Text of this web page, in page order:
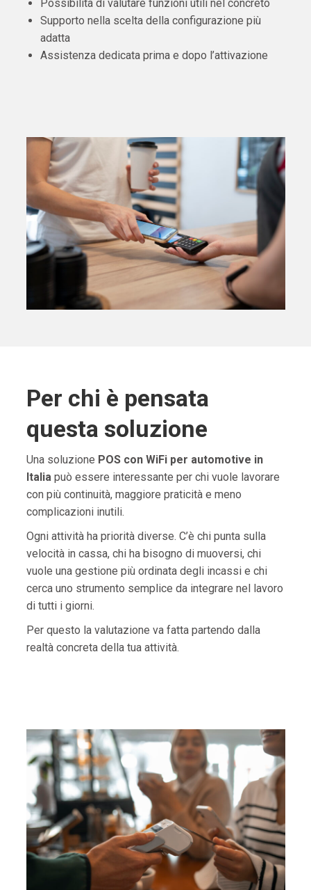
Possibilità di valutare funzioni utili nel concreto
Supporto nella scelta della configurazione più
adatta
Assistenza dedicata prima e dopo l’attivazione
Per chi è pensata
questa soluzione
Una soluzione POS con WiFi per automotive in
Italiapuò essere interessante per chi vuole lavorare
con più continuità, maggiore praticità e meno
complicazioni inutili.
Ogni attività ha priorità diverse. C’è chi punta sulla
velocità in cassa, chi ha bisogno di muoversi, chi
vuole una gestione più ordinata degli incassi e chi
cerca uno strumento semplice da integrare nel lavoro
di tutti i giorni.
Per questo la valutazione va fatta partendo dalla
realtà concreta della tua attività.